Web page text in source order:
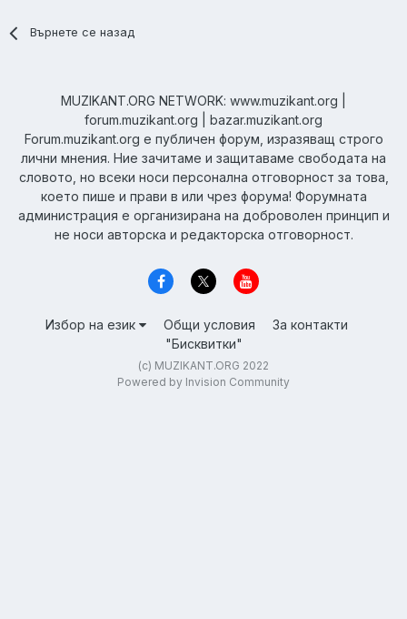
Върнете се назад
MUZIKANT.ORG NETWORK: www.muzikant.org |
forum.muzikant.org | bazar.muzikant.org
Forum.muzikant.org е публичен форум, изразяващ строго
лични мнения. Ние зачитаме и защитаваме свободата на
словото, но всеки носи персонална отговорност за това,
което пише и прави в или чрез форума! Форумната
администрация е организирана на доброволен принцип и
не носи авторска и редакторска отговорност.
Избор на език Общи условия
За контакти
"Бисквитки"
(c) MUZIKANT.ORG 2022
Powered by Invision Community